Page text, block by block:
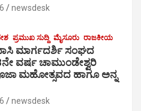
newsdesk
ಪ್ರಮುಖ ಸುದ್ದಿ ಮೈಸೂರು ರಾಜಕೀಯ
ಮಾರ್ಗದರ್ಶಿ ಸಂಘದ
ವರ್ಷ ಚಾಮುಂಡೇಶ್ವರಿ
ಮಹೋತ್ಸವದ ಹಾಗೂ ಅನ್ನ
newsdesk